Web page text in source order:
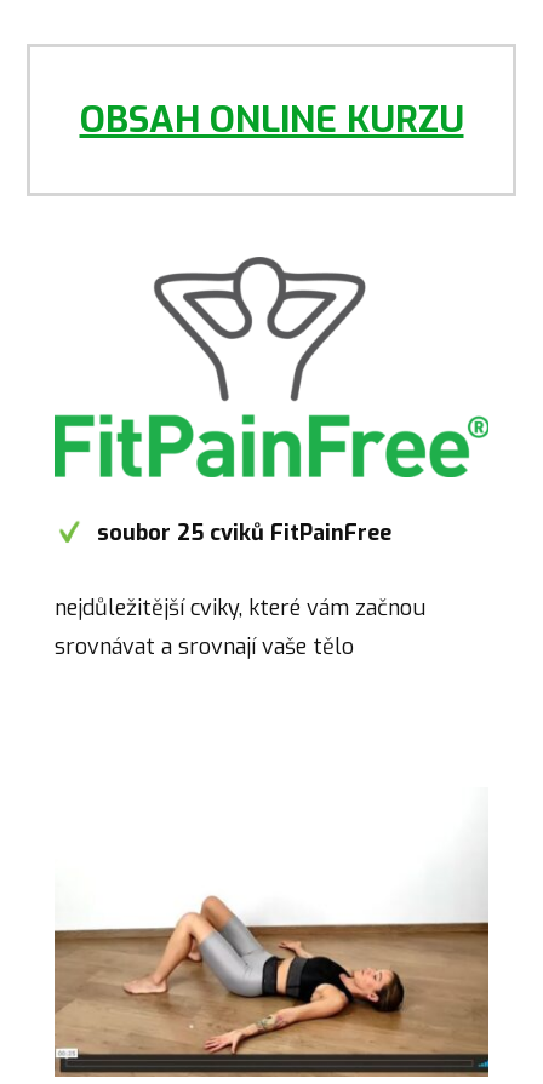
OBSAH ONLINE KURZU
soubor 25 cviků FitPainFree
nejdůležitější cviky, které vám začnou
srovnávat a srovnají vaše tělo